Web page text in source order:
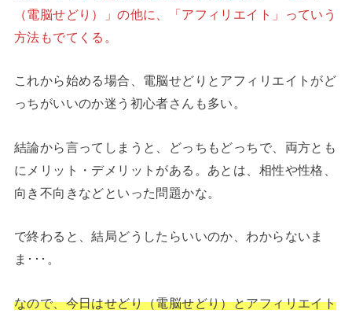
（電脳せどり）」の他に、「アフィリエイト」っていう
方法もでてくる。
これから始める場合、電脳せどりとアフィリエイトがど
っちがいいのか迷う初心者さんも多い。
結論から言ってしまうと、どっちもどっちで、両方とも
にメリット・デメリットがある。あとは、相性や性格、
向き不向きなどといった問題かな。
で終わると、結局どうしたらいいのか、わからないま
ま･･･。
なので、今日はせどり（電脳せどり）とアフィリエイト